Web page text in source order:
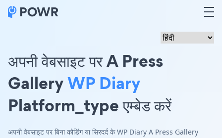
अपनी वेबसाइट पर A Press
GalleryWP Diary
Platform_type एम्बेड करें
अपनी वेबसाइट पर बिना कोडिंग या सिरदर्द के WP Diary A Press Gallery